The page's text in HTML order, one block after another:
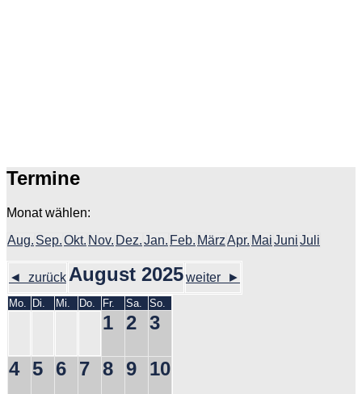
Termine
Monat wählen:
Aug. Sep.Okt. Nov. Dez.Jan. Feb. MärzApr. MaiJuniJuli
◄ zurück August 2025weiter ►
Mo. Di. Mi. Do. Fr. Sa. So.
1 2 3
4 5 6 7 8 9 10